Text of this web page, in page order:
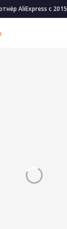
AliExpress с 2015